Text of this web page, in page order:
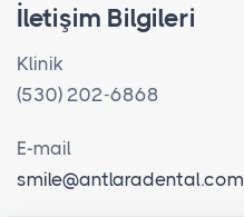
İletişim Bilgileri
Klinik
(530) 202-6868
E-mail
smile@antlaradental.com